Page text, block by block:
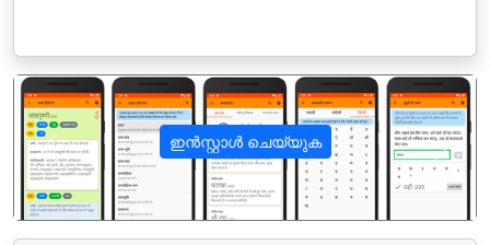
ഇൻസ്റ്റാൾ ചെയ്യുക
पिछला अगला